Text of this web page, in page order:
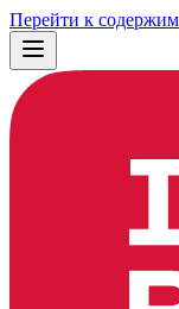
Перейти к